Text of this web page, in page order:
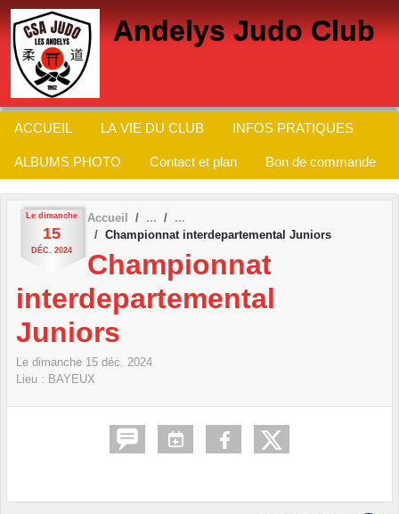
Andelys Judo Club
ACCUEIL LA VIE DU CLUB INFOS PRATIQUES
ALBUMS PHOTO Contact et plan Bon de commande
Le dimanche
15
DÉC. 2024
Accueil
Championnat interdepartemental Juniors
Championnat
interdepartemental
Juniors
Le dimanche 15 déc.
2024
Lieu : BAYEUX
Panneau de gestion des cookies